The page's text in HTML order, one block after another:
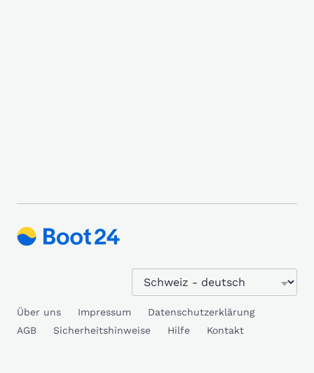
Über uns Impressum
Datenschutzerklärung
AGB
Sicherheitshinweise Hilfe Kontakt